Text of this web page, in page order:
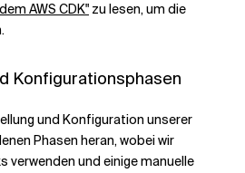
AWS CDK" zu lesen, um die
Konfigurationsphasen
und Konfiguration unserer
Phasen heran, wobei wir
verwenden und einige manuelle